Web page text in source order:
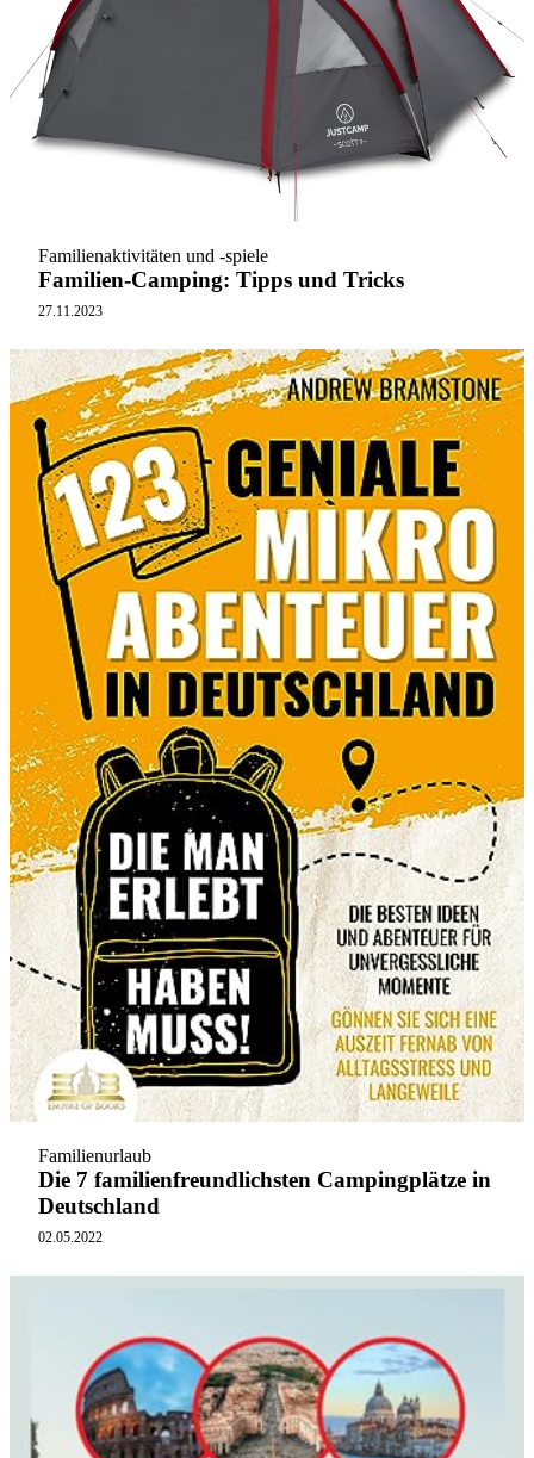
Familienaktivitäten und -spiele
Familien-Camping: Tipps und Tricks
27.11.2023
Familienurlaub
Die 7 familienfreundlichsten Campingplätze in
Deutschland
02.05.2022